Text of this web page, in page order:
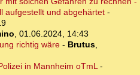
aufgestellt und abgehärtet -
, 01.06.2024, 14:43
richtig wäre- Brutus,
in Mannheim oTmL-